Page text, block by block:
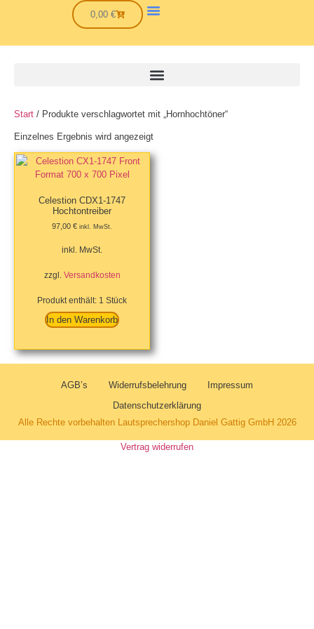
0,00€
Start / Produkte verschlagwortet mit „Hornhochtöner“
Einzelnes Ergebnis wird angezeigt
Celestion CDX1-1747
Hochtontreiber
97,00 € inkl. MwSt.
inkl. MwSt.
zzgl. Versandkosten
Produkt enthält: 1 Stück
In den Warenkorb
AGB’s Widerrufsbelehrung
Impressum
Datenschutzerklärung
Alle Rechte vorbehalten Lautsprechershop Daniel Gattig GmbH 2026
Vertrag widerrufen